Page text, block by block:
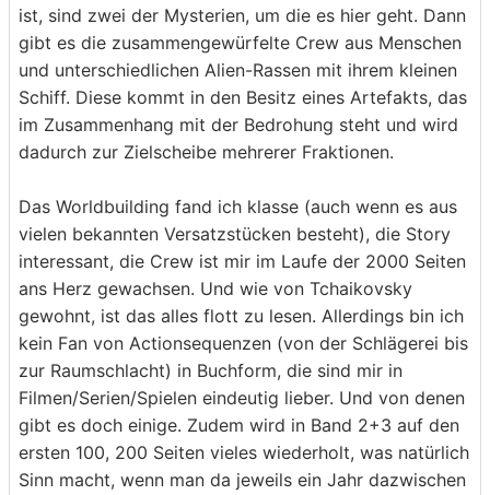
ist, sind zwei der Mysterien, um die es hier geht. Dann
gibt es die zusammengewürfelte Crew aus Menschen
und unterschiedlichen Alien-Rassen mit ihrem kleinen
Schiff. Diese kommt in den Besitz eines Artefakts, das
im Zusammenhang mit der Bedrohung steht und wird
dadurch zur Zielscheibe mehrerer Fraktionen.
Das Worldbuilding fand ich klasse (auch wenn es aus
vielen bekannten Versatzstücken besteht), die Story
interessant, die Crew ist mir im Laufe der 2000 Seiten
ans Herz gewachsen. Und wie von Tchaikovsky
gewohnt, ist das alles flott zu lesen. Allerdings bin ich
kein Fan von Actionsequenzen (von der Schlägerei bis
zur Raumschlacht) in Buchform, die sind mir in
Filmen/Serien/Spielen eindeutig lieber. Und von denen
gibt es doch einige. Zudem wird in Band 2+3 auf den
ersten 100, 200 Seiten vieles wiederholt, was natürlich
Sinn macht, wenn man da jeweils ein Jahr dazwischen